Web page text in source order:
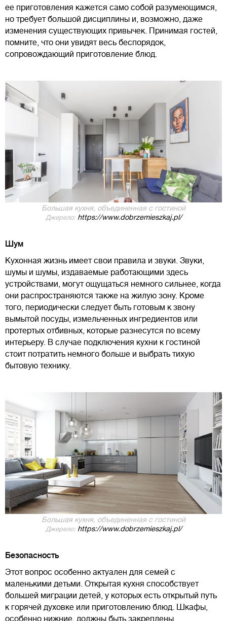
ее приготовления кажется само собой разумеющимся,
но требует большой дисциплины и, возможно, даже
изменения существующих привычек. Принимая гостей,
помните, что они увидят весь беспорядок,
сопровождающий приготовление блюд.
Большая кухня, объединенная с гостиной
Джерело:https://www.dobrzemieszkaj.pl/
Шум
Кухонная жизнь имеет свои правила и звуки. Звуки,
шумы и шумы, издаваемые работающими здесь
устройствами, могут ощущаться немного сильнее, когда
они распространяются также на жилую зону. Кроме
того, периодически следует быть готовым к звону
вымытой посуды, измельченных ингредиентов или
протертых отбивных, которые разнесутся по всему
интерьеру. В случае подключения кухни к гостиной
стоит потратить немного больше и выбрать тихую
бытовую технику.
Большая кухня, объединенная с гостиной
Джерело:https://www.dobrzemieszkaj.pl/
Безопасность
Этот вопрос особенно актуален для семей с
маленькими детьми. Открытая кухня способствует
большей миграции детей, у которых есть открытый путь
к горячей духовке или приготовлению блюд. Шкафы,
особенно нижние, должны быть закреплены